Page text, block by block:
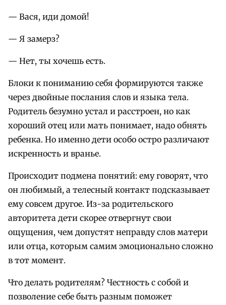
— Вася, иди домой!
— Я замерз?
— Нет, ты хочешь есть.
Блоки к пониманию себя формируются также
через двойные послания слов и языка тела.
Родитель безумно устал и расстроен, но как
хороший отец или мать понимает, надо обнять
ребенка. Но именно дети особо остро различают
искренность и вранье.
Происходит подмена понятий: ему говорят, что
он любимый, а телесный контакт подсказывает
ему совсем другое. Из-за родительского
авторитета дети скорее отвергнут свои
ощущения, чем допустят неправду слов матери
или отца, которым самим эмоционально сложно
в тот момент.
Что делать родителям? Честность с собой и
позволение себе быть разным поможет